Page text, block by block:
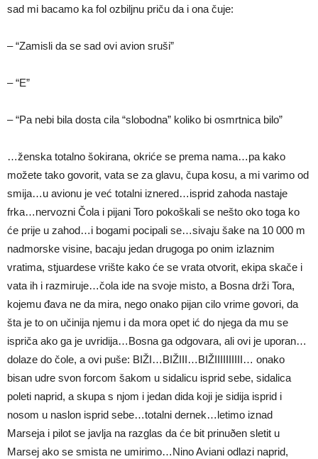
sad mi bacamo ka fol ozbiljnu priču da i ona čuje:
– “Zamisli da se sad ovi avion sruši”
– “E”
– “Pa nebi bila dosta cila “slobodna” koliko bi osmrtnica bilo”
…ženska totalno šokirana, okriće se prema nama…pa kako
možete tako govorit, vata se za glavu, čupa kosu, a mi varimo od
smija…u avionu je već totalni iznered…isprid zahoda nastaje
frka…nervozni Čola i pijani Toro pokoškali se nešto oko toga ko
će prije u zahod…i bogami pocipali se…sivaju šake na 10 000 m
nadmorske visine, bacaju jedan drugoga po onim izlaznim
vratima, stjuardese vrište kako će se vrata otvorit, ekipa skače i
vata ih i razmiruje…čola ide na svoje misto, a Bosna drži Tora,
kojemu đava ne da mira, nego onako pijan cilo vrime govori, da
šta je to on učinija njemu i da mora opet ić do njega da mu se
ispriča ako ga je uvridija…Bosna ga odgovara, ali ovi je uporan…
dolaze do čole, a ovi puše: BIŽI…BIŽIII…BIŽIIIIIIIIII… onako
bisan udre svon forcom šakom u sidalicu isprid sebe, sidalica
poleti naprid, a skupa s njom i jedan dida koji je sidija isprid i
nosom u naslon isprid sebe…totalni dernek…letimo iznad
Marseja i pilot se javlja na razglas da će bit prinuðen sletit u
Marsej ako se smista ne umirimo…Nino Aviani odlazi naprid,